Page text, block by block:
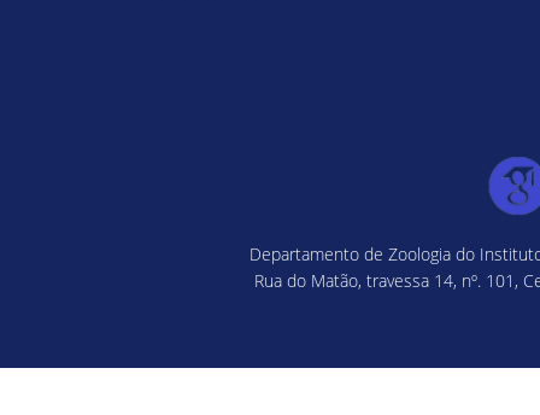
Departamento de Zoologia do
Rua do Matão, travessa 14, nº. 101,